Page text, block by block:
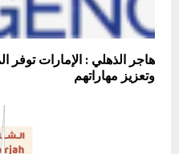
هاجر الذهلي : الإمارات توفر
وتعزيز مهاراتهم